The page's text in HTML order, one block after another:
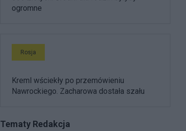
ogromne
Rosja
Kreml wściekły po przemówieniu
Nawrockiego. Zacharowa dostała szału
Tematy Redakcja